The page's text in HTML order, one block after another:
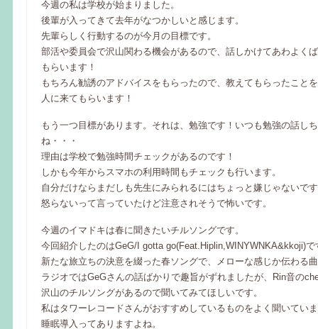
今週の私は学校が始まりました。
後輩が入ってきて去年がなつかしいと感じます。
先輩らしく行動するのが今月の目標です。
部活や委員会で沢山関わる機会があるので、話しかけてあわよく
もらいます！
もちろん勧誘のアドバイスをもらったので、教えてもらったこと
人に来てもらいます！
もう一つ目標があります。それは、勉強です！いつも勉強の話し
ね・・・
理由は学校で勉強時間チェックがあるのです！
しかも今年からスマホの利用時間もチェックも行います。
自分だけならまだしも先生にみられるにはちょっと嫌じゃないで
怒らないって言っていたけど注意されそうで怖いです。
今週のイマドキは春に聞きたいチルソングです。
今回紹介したのはGeG/I gotta go(Feat.Hiplin,WINYWNKA&kkoji)で
新たな旅立ちの決意を綴った春ソングで、メローな感じか伝わる
ラジオではGeGさんの話ばかりで趣旨がずれましたが、Rin音の
沢山のチルソングがあるので聞いてみてほしいです。
私はタワーレコードさんがおすすめしているものをよく聞いてい
睡眠導入ってありますよね。